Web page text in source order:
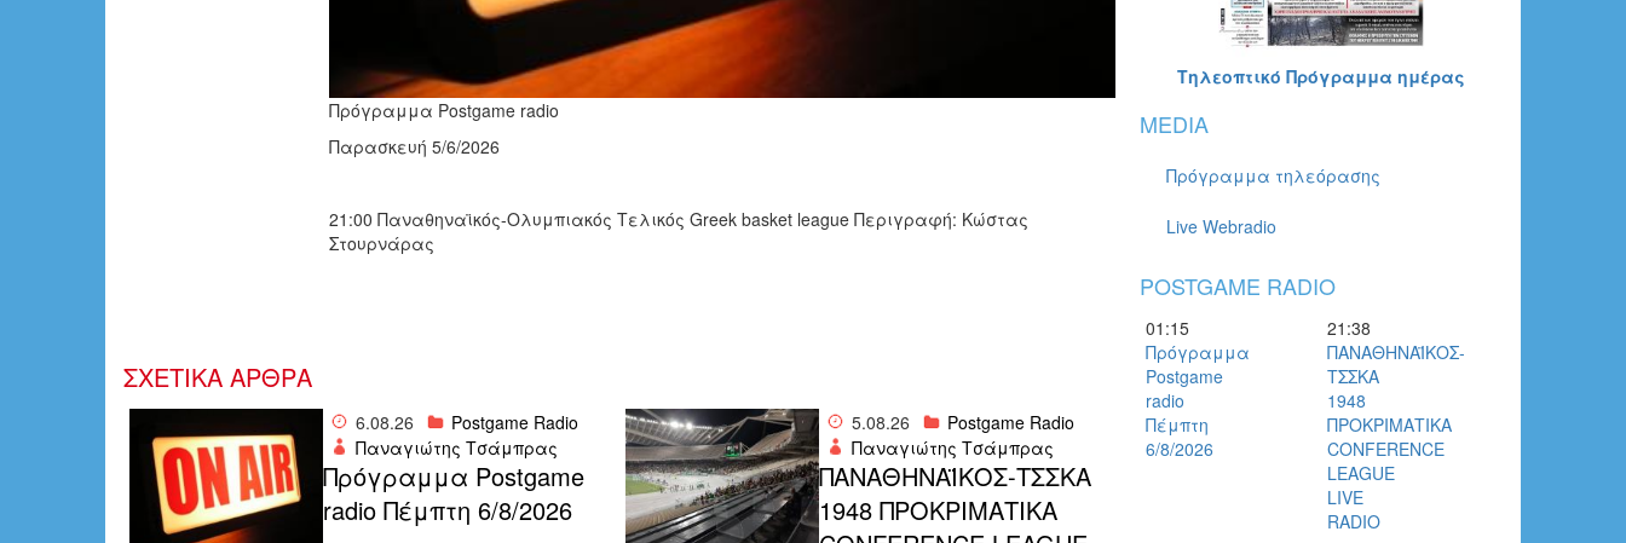
Πρόγραμμα Postgame radio
Παρασκευή 5/6/2026
21:00 Παναθηναϊκός-Ολυμπιακός Τελικός Greek basket league Περιγραφή: Κώστας
Στουρνάρας
ΣΧΕΤΙΚΑ ΑΡΘΡΑ
6.08.26
Postgame Radio
Παναγιώτης Τσάμπρας
Πρόγραμμα Postgame
radio Πέμπτη 6/8/2026
5.08.26
Postgame Radio
Παναγιώτης Τσάμπρας
ΠΑΝΑΘΗΝΑΪΚΟΣ-ΤΣΣΚΑ
1948 ΠΡΟΚΡΙΜΑΤΙΚΑ
Τηλεοπτικό Πρόγραμμα ημέρας
MEDIA
Πρόγραμμα τηλεόρασης
Live Webradio
POSTGAME RADIO
01:15
Πρόγραμμα
Postgame
radio
Πέμπτη
6/8/2026
21:38
ΠΑΝΑΘΗΝΑΪΚΟΣ-
ΤΣΣΚΑ
1948
ΠΡΟΚΡΙΜΑΤΙΚΑ
CONFERENCE
LEAGUE
LIVE
RADIO